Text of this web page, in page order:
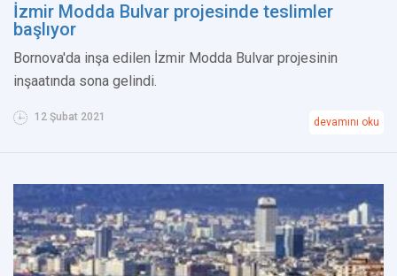
İzmir Modda Bulvar projesinde teslimler
başlıyor
Bornova'da inşa edilen İzmir Modda Bulvar projesinin
inşaatında sona gelindi.
12 Şubat 2021 devamını oku